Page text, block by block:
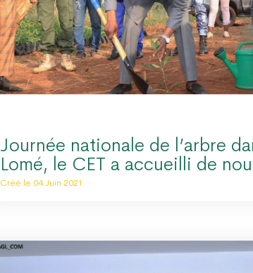
Journée nationale de l’arbre
Lomé, le CET a accueilli de
Créé le 04 Juin 2021